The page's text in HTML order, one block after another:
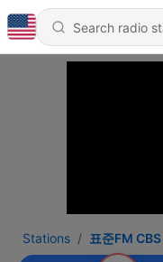
Stations 표준FM